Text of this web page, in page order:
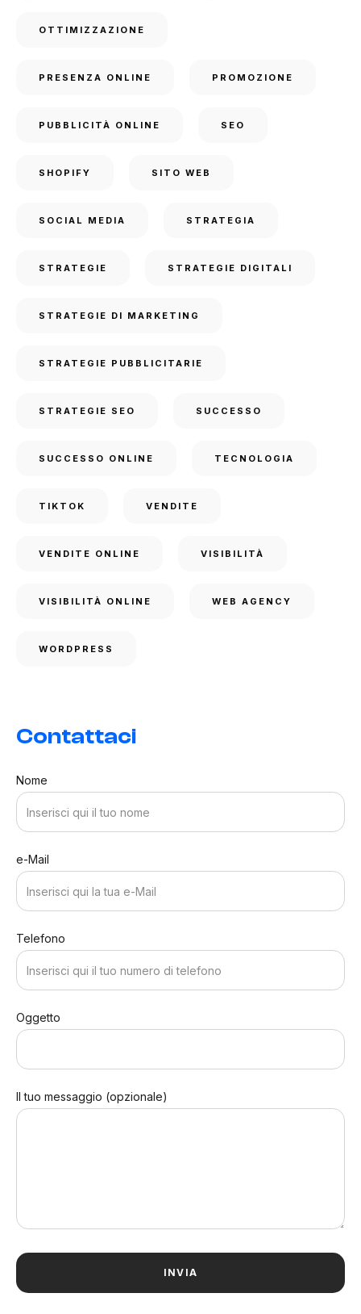
OTTIMIZZAZIONE
PRESENZA ONLINE PROMOZIONE
PUBBLICITÀ ONLINE SEO
SHOPIFY SITO WEB
SOCIAL MEDIA STRATEGIA
STRATEGIE STRATEGIE DIGITALI
STRATEGIE DI MARKETING
STRATEGIE PUBBLICITARIE
STRATEGIE SEO SUCCESSO
SUCCESSO ONLINE TECNOLOGIA
TIKTOK VENDITE
VENDITE ONLINE VISIBILITÀ
VISIBILITÀ ONLINE WEB AGENCY
WORDPRESS
Contattaci
Nome
e-Mail
Telefono
Oggetto
Il tuo messaggio (opzionale)